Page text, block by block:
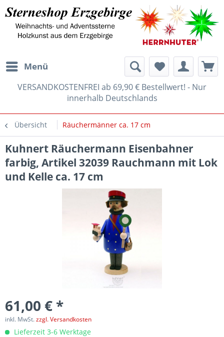
Menü
VERSANDKOSTENFREI ab 69,90 € Bestellwert! - Nur
innerhalb Deutschlands
Übersicht Räuchermänner ca. 17 cm
Kuhnert Räuchermann Eisenbahner
farbig, Artikel 32039 Rauchmann mit Lok
und Kelle ca. 17 cm
61,00 € *
inkl. MwSt.zzgl. Versandkosten
Lieferzeit 3-6 Werktage